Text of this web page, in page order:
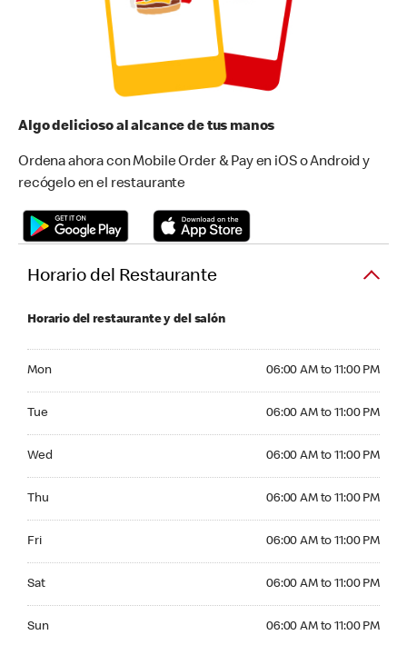
Algo delicioso al alcance de tus manos
Ordena ahora con Mobile Order & Pay en iOS o Android y
recógelo en el restaurante
Horario del Restaurante
Horario del restaurante y del salón
Mon 06:00 AM to 11:00 PM
Tue 06:00 AM to 11:00 PM
Wed 06:00 AM to 11:00 PM
Thu 06:00 AM to 11:00 PM
Fri 06:00 AM to 11:00 PM
Sat 06:00 AM to 11:00 PM
Sun 06:00 AM to 11:00 PM